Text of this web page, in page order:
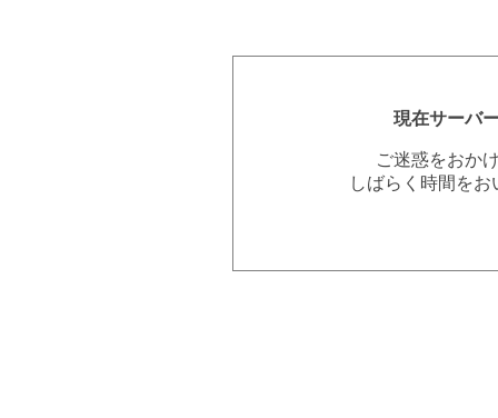
現在サーバ
ご迷惑をおか
しばらく時間を